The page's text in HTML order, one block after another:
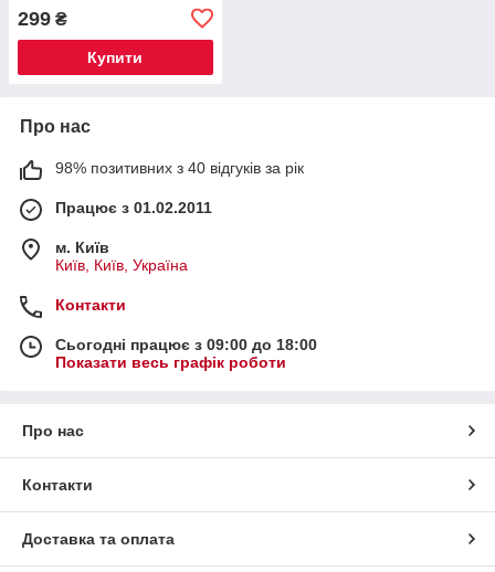
299 ₴
Купити
Про нас
98% позитивних з 40 відгуків за рік
Працює з 01.02.2011
м. Київ
Київ, Київ, Україна
Контакти
Сьогодні працює з 09:00 до 18:00
Показати весь графік роботи
Про нас
Контакти
Доставка та оплата